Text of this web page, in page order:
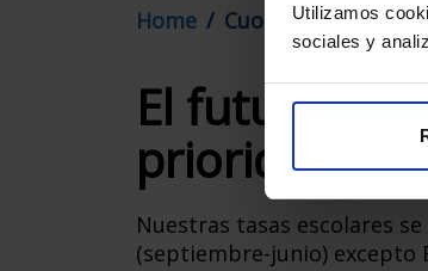
Utilizamos
sociales y
Home Cuotas
El futuro de
prioridad
Nuestras tasas escolares
(septiembre-junio) excepto